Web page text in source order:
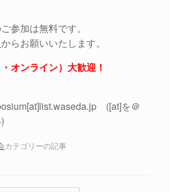
参加は無料です。
からお願いいたします。
オンライン）大歓迎！
([at]を＠
カテゴリーの記事